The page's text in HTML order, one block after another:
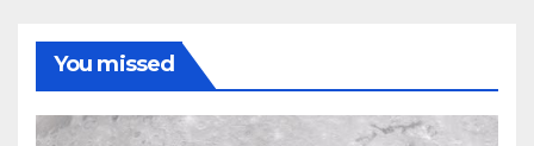
You missed